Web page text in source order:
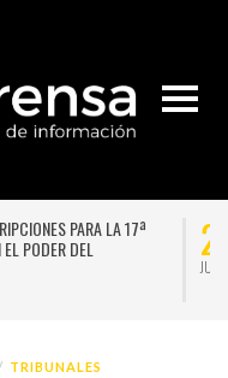
PARA LA 17ª
PODER DEL
JUL
TRIBUNALES